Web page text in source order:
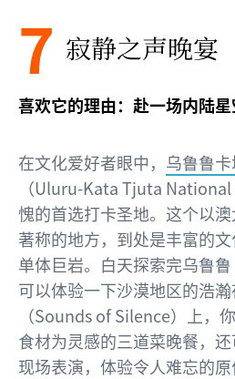
7 寂静之声晚宴
喜欢它的理由：赴一场内陆
在文化爱好者眼中， 乌鲁鲁
（Uluru-Kata Tjuta
愧的首选打卡圣地。这个以
著称的地方，到处是丰富的
单体巨岩。白天探索完乌鲁
可以体验一下沙漠地区的浩
（Sounds of Silence）上，
食材为灵感的三道菜晚餐，
现场表演，体验令人难忘的原